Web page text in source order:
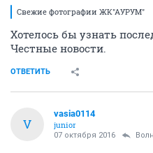
Свежие фотографии ЖК"АУРУМ"
Хотелось бы узнать
Честные новости.
ОТВЕТИТЬ
V
vasia0114
junior
07 октября 2016